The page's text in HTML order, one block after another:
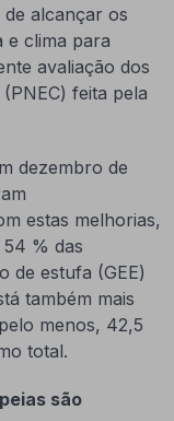
alcançar os
e clima para
avaliação dos
feita pela
dezembro de
estas melhorias,
% das
de estufa (GEE)
também mais
menos, 42,5
total.
são